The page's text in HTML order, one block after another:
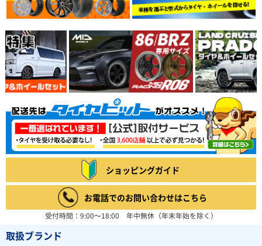
ショッピングガイド
お電話でのお問い合わせはこちら
受付時間：9:00～18:00 年中無休（年末年始を除く）
取扱ブランド